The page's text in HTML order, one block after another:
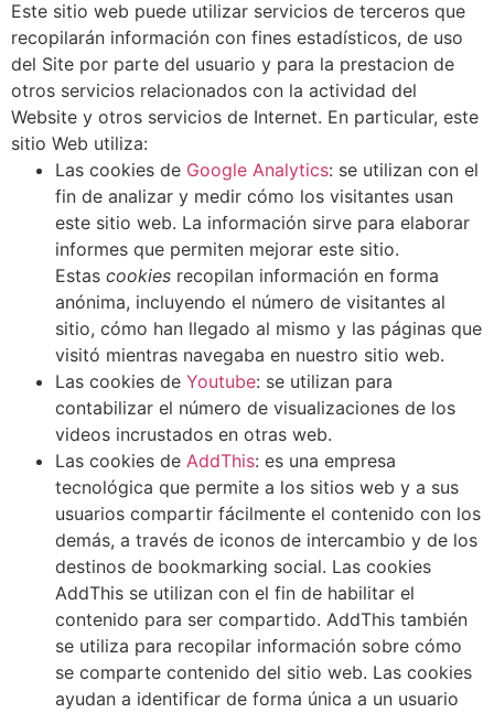
Este sitio web puede utilizar servicios de terceros que
recopilarán información con fines estadísticos, de uso
del Site por parte del usuario y para la prestacion de
otros servicios relacionados con la actividad del
Website y otros servicios de Internet. En particular, este
sitio Web utiliza:
Las cookies de Google Analytics: se utilizan con el
fin de analizar y medir cómo los visitantes usan
este sitio web. La información sirve para elaborar
informes que permiten mejorar este sitio.
Estas cookies recopilan información en forma
anónima, incluyendo el número de visitantes al
sitio, cómo han llegado al mismo y las páginas que
visitó mientras navegaba en nuestro sitio web.
Las cookies de Youtube: se utilizan para
contabilizar el número de visualizaciones de los
videos incrustados en otras web.
Las cookies de AddThis: es una empresa
tecnológica que permite a los sitios web y a sus
usuarios compartir fácilmente el contenido con los
demás, a través de iconos de intercambio y de los
destinos de bookmarking social. Las cookies
AddThis se utilizan con el fin de habilitar el
contenido para ser compartido. AddThis también
se utiliza para recopilar información sobre cómo
se comparte contenido del sitio web. Las cookies
ayudan a identificar de forma única a un usuario